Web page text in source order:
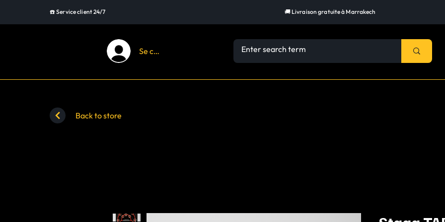
☎️ Service client 24/7 🚚 Livraison gratuite à Marrakech
Se connecter
Back to store